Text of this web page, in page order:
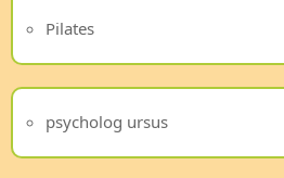
Pilates
psycholog ursus